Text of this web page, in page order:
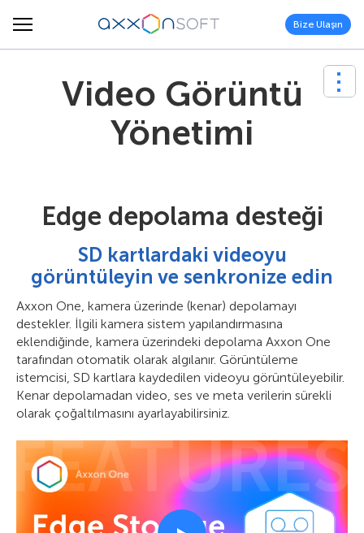
Bize Ulaşın
Video Görüntü
Yönetimi
Edge depolama desteği
SD kartlardaki videoyu
görüntüleyin ve senkronize edin
Axxon One, kamera üzerinde (kenar) depolamayı
destekler. İlgili kamera sistem yapılandırmasına
eklendiğinde, kamera üzerindeki depolama Axxon One
tarafından otomatik olarak algılanır. Görüntüleme
istemcisi, SD kartlara kaydedilen videoyu görüntüleyebilir.
Kenar depolamadan video, ses ve meta verilerin sürekli
olarak çoğaltılmasını ayarlayabilirsiniz.